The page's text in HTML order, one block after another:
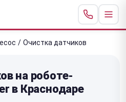
/ Очистка датчиков
на роботе-
в Краснодаре